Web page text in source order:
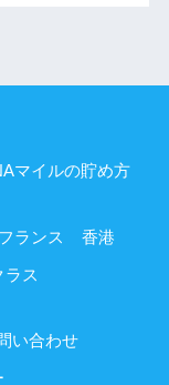
マイルの貯め方
フランス 香港
ラス
い合わせ